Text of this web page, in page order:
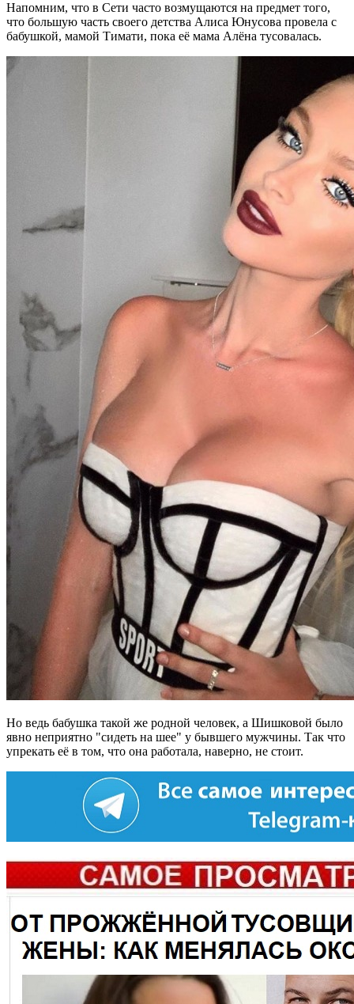
Напомним, что в Сети часто возмущаются на предмет того,
что большую часть своего детства Алиса Юнусова провела с
бабушкой, мамой Тимати, пока её мама Алёна тусовалась.
Но ведь бабушка такой же родной человек, а Шишковой было
явно неприятно "сидеть на шее" у бывшего мужчины. Так что
упрекать её в том, что она работала, наверно, не стоит.